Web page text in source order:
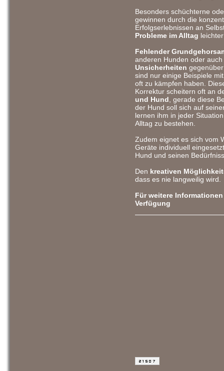
Besonders schüchterne
gewinnen durch die
Erfolgserlebnissen an
Probleme im Alltag
Fehlender
anderen Hunden oder
Unsicherheiten
sind nur einige Beispiele
oft zu kämpfen haben.
Korrektur scheitern oft an
und Hund , gerade diese
der Hund soll sich auf
lernen ihm in jeder
Alltag zu bestehen.
Zudem eignet es sich vom
Geräte individuell
Hund und seinen
Den kreativen
dass es nie langweilig wird.
Für weitere
Verfügung